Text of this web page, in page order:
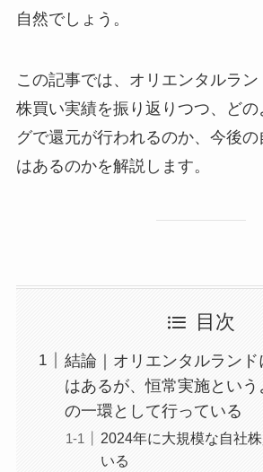
自然でしょう。
この記事では、オリエンタルラ
株買い実績を振り返りつつ、ど
グで還元が行われるのか、今後
はあるのかを解説します。
目次
結論｜オリエンタルラン
はあるが、恒常実施とい
の一環として行っている
2024年に大規模な自社
いる